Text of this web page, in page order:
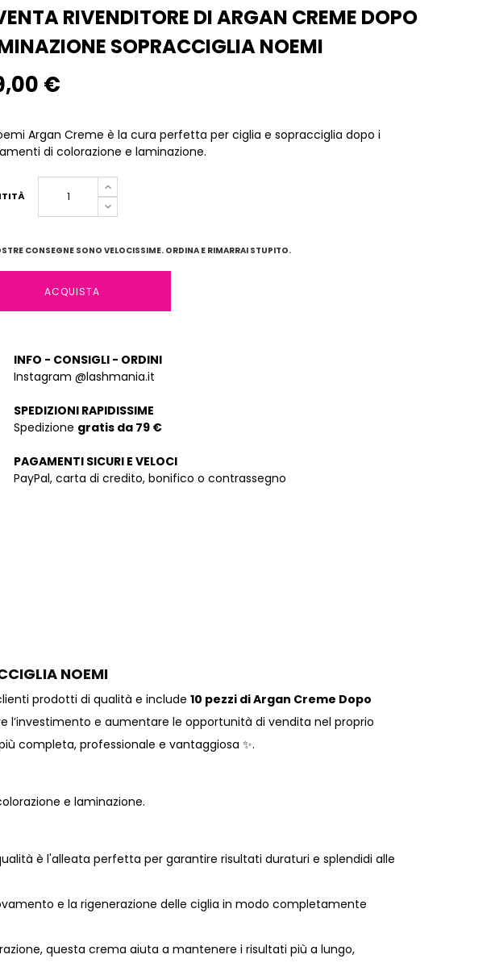
RIVENDITORE DI ARGAN CREME DOPO
SOPRACCIGLIA NOEMI
€
Argan Creme è la cura perfetta per ciglia e sopracciglia dopo i
di colorazione e laminazione.
CONSEGNE SONO VELOCISSIME. ORDINA E RIMARRAI STUPITO.
ACQUISTA
INFO - CONSIGLI - ORDINI
Instagram @lashmania.it
SPEDIZIONI RAPIDISSIME
Spedizione gratis da 79 €
PAGAMENTI SICURI E VELOCI
PayPal, carta di credito, bonifico o contrassegno
NOEMI
prodotti di qualità e include 10 pezzi di Argan Creme Dopo
l’investimento e aumentare le opportunità di vendita nel proprio
completa, professionale e vantaggiosa ✨.
e laminazione.
è l'alleata perfetta per garantire risultati duraturi e splendidi alle
e la rigenerazione delle ciglia in modo completamente
questa crema aiuta a mantenere i risultati più a lungo,